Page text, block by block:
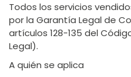
Todos los servicios
por la Garantía Legal de
artículos 128-135 del
Legal).
A quién se aplica